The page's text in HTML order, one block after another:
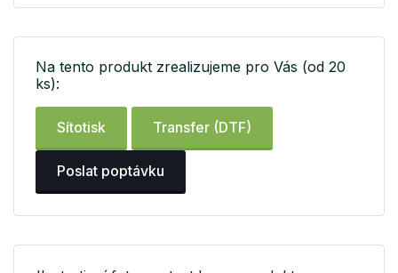
Na tento produkt zrealizujeme pro Vás (od 20
ks):
Sítotisk Transfer (DTF)
Poslat poptávku